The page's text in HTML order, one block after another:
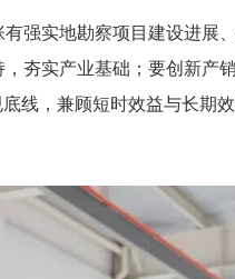
强实地勘察项目建设进展
夯实产业基础；要创新产
线，兼顾短时效益与长期